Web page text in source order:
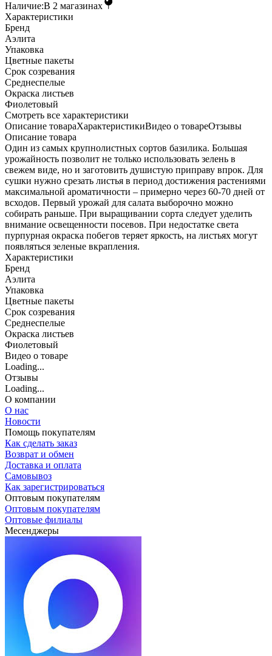
Наличие:В 2 магазинах
Характеристики
Бренд
Аэлита
Упаковка
Цветные пакеты
Срок созревания
Среднеспелые
Окраска листьев
Фиолетовый
Cмотреть все характеристики
Описание товараХарактеристикиВидео о товареОтзывы
Описание товара
Один из самых крупнолистных сортов базилика. Большая
урожайность позволит не только использовать зелень в
свежем виде, но и заготовить душистую приправу впрок. Для
сушки нужно срезать листья в период достижения растениями
максимальной ароматичности – примерно через 60-70 дней от
всходов. Первый урожай для салата выборочно можно
собирать раньше. При выращивании сорта следует уделить
внимание освещенности посевов. При недостатке света
пурпурная окраска побегов теряет яркость, на листьях могут
появляться зеленые вкрапления.
Характеристики
Бренд
Аэлита
Упаковка
Цветные пакеты
Срок созревания
Среднеспелые
Окраска листьев
Фиолетовый
Видео о товаре
Loading...
Отзывы
Loading...
О компании
О нас
Новости
Помощь покупателям
Как сделать заказ
Возврат и обмен
Доставка и оплата
Самовывоз
Как зарегистрироваться
Оптовым покупателям
Оптовым покупателям
Оптовые филиалы
Месенджеры